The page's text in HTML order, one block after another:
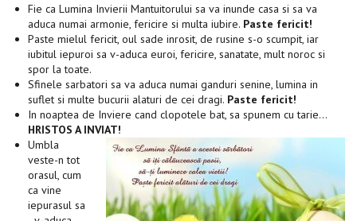
Fie ca Lumina Invierii Mantuitorului sa va inunde casa si sa va
aduca numai armonie, fericire si multa iubire. Paste fericit!
Paste mielul fericit, oul sade inrosit, de rusine s-o scumpit, iar
iubitul iepuroi sa v-aduca euroi, fericire, sanatate, mult noroc si
spor la toate.
Sfinele sarbatori sa va aduca numai ganduri senine, lumina in
suflet si multe bucurii alaturi de cei dragi. Paste fericit!
In noaptea de Inviere cand clopotele bat, sa spunem cu tarie…
HRISTOS A INVIAT!
Umbla
veste-n tot
orasul, cum
ca vine
iepurasul sa